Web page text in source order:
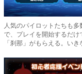
人気のパイロットたちも
で、プレイを開始するだけ
「刹那」がもらえる。い